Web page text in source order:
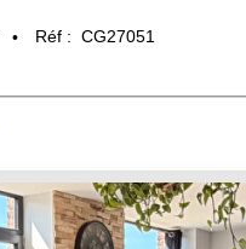
Réf : CG27051